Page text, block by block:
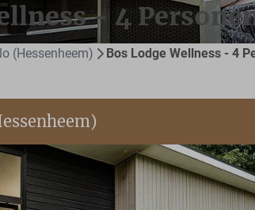
- 4
(Hessenheem) Bos Lodge Wellness - 4